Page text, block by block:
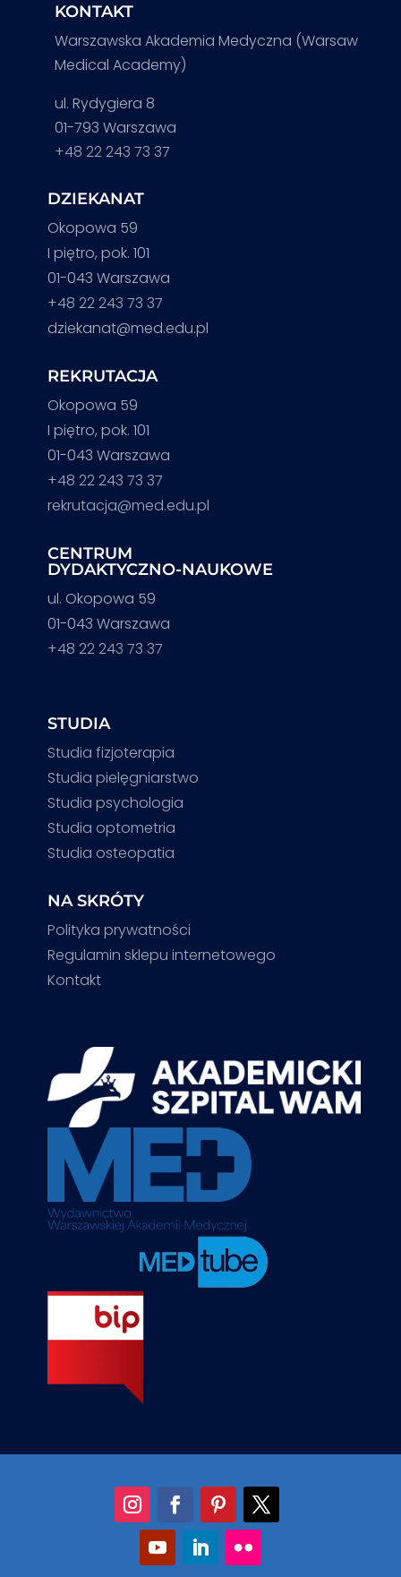
KONTAKT
Warszawska Akademia Medyczna (Warsaw
Medical Academy)
ul. Rydygiera 8
01-793 Warszawa
+48 22 243 73 37
DZIEKANAT
Okopowa 59
I piętro, pok. 101
01-043 Warszawa
+48 22 243 73 37
dziekanat@med.edu.pl
REKRUTACJA
Okopowa 59
I piętro, pok. 101
01-043 Warszawa
+48 22 243 73 37
rekrutacja@med.edu.pl
CENTRUM
DYDAKTYCZNO-NAUKOWE
ul. Okopowa 59
01-043 Warszawa
+48 22 243 73 37
STUDIA
Studia fizjoterapia
Studia pielęgniarstwo
Studia psychologia
Studia optometria
Studia osteopatia
NA SKRÓTY
Polityka prywatności
Regulamin sklepu internetowego
Kontakt